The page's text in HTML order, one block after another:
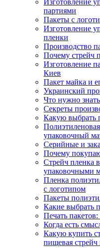
партиями
Пакеты с
Изготовление
пленки
Производство
Почему стрейч
Изготовление
Киев
Пакет майка и
Украинский
Что нужно
Секреты
Какую выбрать
упаковочный
Серийные и
Почему
Стрейч пленка
упаковочными
Пленка
с логотипом
Пакеты
Какие выбрать
Печать
Когда есть
Какую купить
пищевая стрейч